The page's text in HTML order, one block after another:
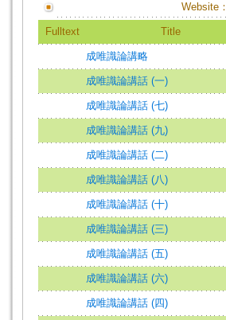
Website：
Fulltext Title
成唯識論講略
成唯識論講話 (一)
成唯識論講話 (七)
成唯識論講話 (九)
成唯識論講話 (二)
成唯識論講話 (八)
成唯識論講話 (十)
成唯識論講話 (三)
成唯識論講話 (五)
成唯識論講話 (六)
成唯識論講話 (四)